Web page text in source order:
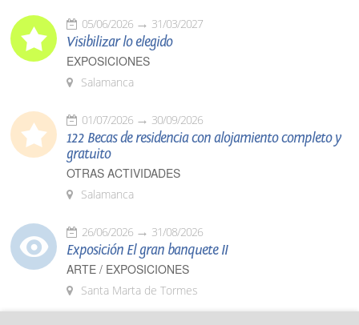
05/06/2026 31/03/2027
Visibilizar lo elegido
EXPOSICIONES
Salamanca
01/07/2026 30/09/2026
122 Becas de residencia con alojamiento completo y
gratuito
OTRAS ACTIVIDADES
Salamanca
26/06/2026 31/08/2026
Exposición El gran banquete II
ARTE / EXPOSICIONES
Santa Marta de Tormes